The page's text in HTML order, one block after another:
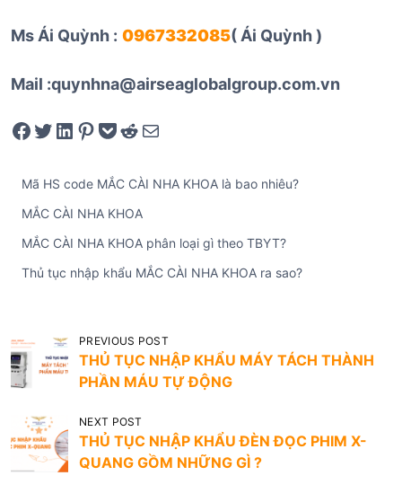
Ms Ái Quỳnh : 0967332085( Ái Quỳnh )
Mail :quynhna@airseaglobalgroup.com.vn
Share on Facebook Tweet on Twitter Share on LinkedIn Pin on Pinterest Save to pocket Share on Reddit Share via Email
Mã HS code MẮC CÀI NHA KHOA là bao nhiêu?
MẮC CÀI NHA KHOA
MẮC CÀI NHA KHOA phân loại gì theo TBYT?
Thủ tục nhập khẩu MẮC CÀI NHA KHOA ra sao?
Đ
i
h
PREVIOUS POST
THỦ TỤC NHẬP KHẨU MÁY TÁCH THÀNH
PHẦN MÁU TỰ ĐỘNG
NEXT POST
THỦ TỤC NHẬP KHẨU ĐÈN ĐỌC PHIM X-
QUANG GỒM NHỮNG GÌ ?